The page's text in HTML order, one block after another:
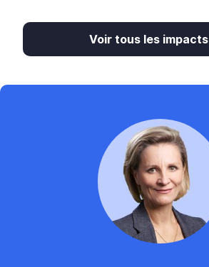
Voir tous les impacts